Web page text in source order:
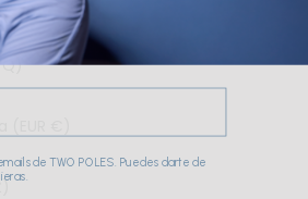
de TWO POLES. Puedes darte de